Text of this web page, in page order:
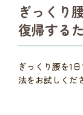
ぎっくり
復帰する
ぎっくり腰を1
法をお試しくだ